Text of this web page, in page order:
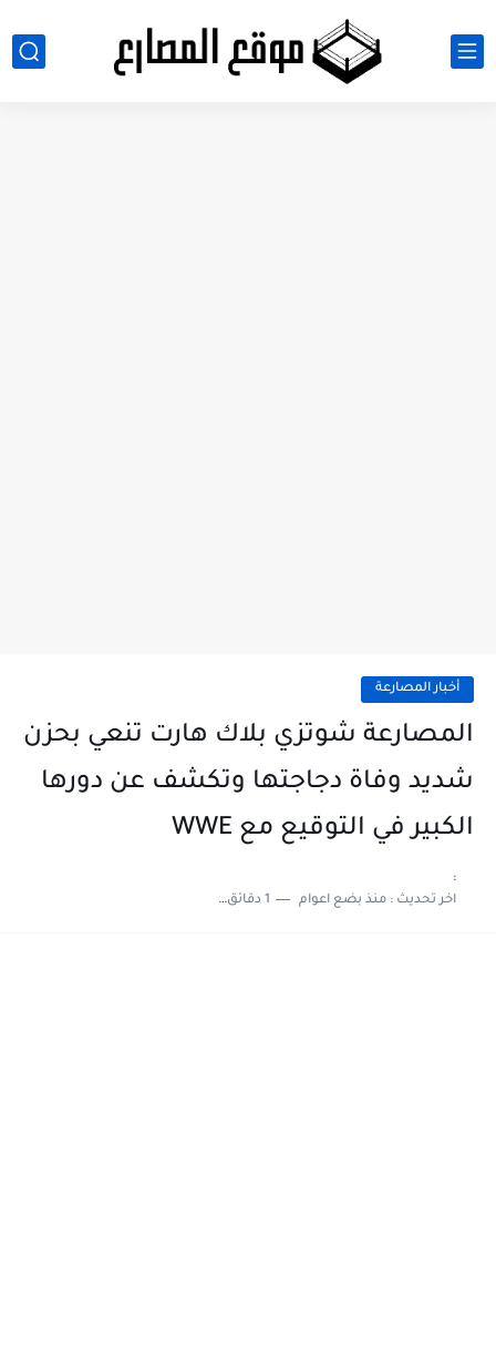
أخبار المصارعة
المصارعة شوتزي بلاك هارت تنعي بحزن
شديد وفاة دجاجتها وتكشف عن دورها
الكبير في التوقيع مع WWE
:
اخر تحديث :منذ بضع اعوام 1 دقائق للقراءة